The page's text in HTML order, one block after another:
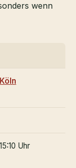
wenn
Uhr